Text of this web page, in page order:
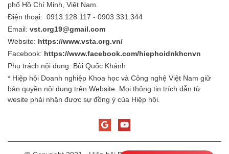
phố Hồ Chí Minh, Việt Nam.
Điện thoại: 0913.128.117 - 0903.331.344
Email: vst.org19@gmail.com
Website: https://www.vsta.org.vn/
Facebook: https://www.facebook.com/hiephoidnkhcnvn
Phụ trách nội dung: Bùi Quốc Khánh
* Hiệp hội Doanh nghiệp Khoa học và Công nghệ Việt Nam giữ
bản quyền nội dung trên Website. Mọi thông tin trích dẫn từ
wesite phải nhận được sự đồng ý của Hiệp hội.